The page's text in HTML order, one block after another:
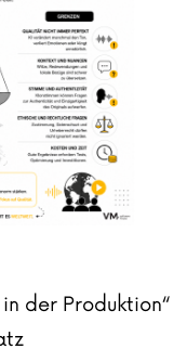
der Produktion“